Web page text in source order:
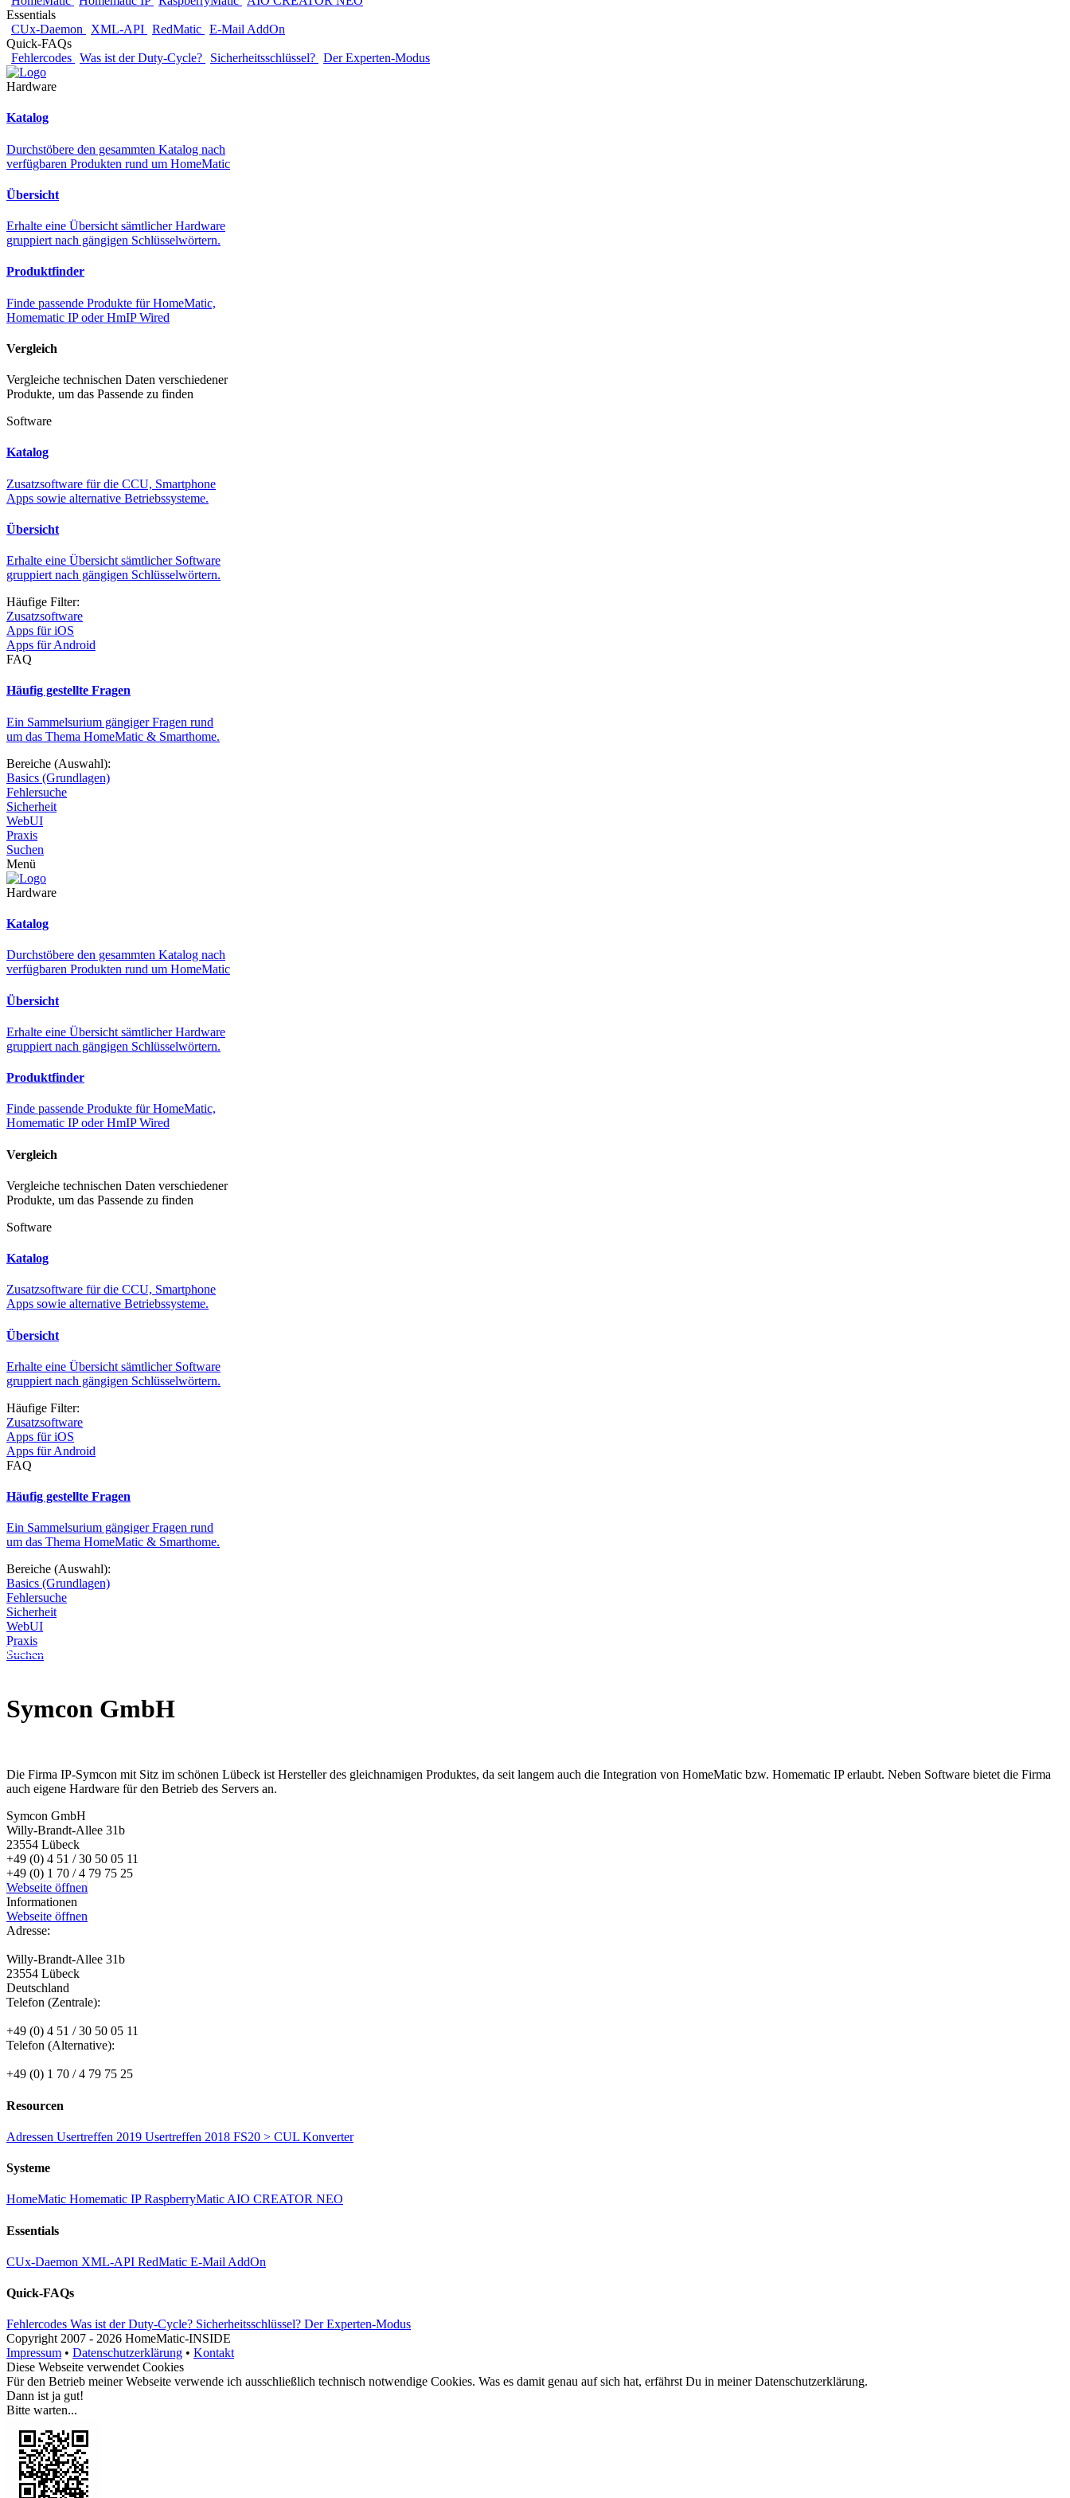
Essentials
CUx-Daemon
XML-API RedMatic E-Mail AddOn
Quick-FAQs
Fehlercodes Was ist der Duty-Cycle? Sicherheitsschlüssel? Der Experten-Modus
Hardware
Katalog
Durchstöbere den gesammten Katalog nach
verfügbaren Produkten rund um HomeMatic
Übersicht
Erhalte eine Übersicht sämtlicher Hardware
gruppiert nach gängigen Schlüsselwörtern.
Produktfinder
Finde passende Produkte für HomeMatic,
Homematic IP oder HmIP Wired
Vergleich
Vergleiche technischen Daten verschiedener
Produkte, um das Passende zu finden
Software
Katalog
Zusatzsoftware für die CCU, Smartphone
Apps sowie alternative Betriebssysteme.
Übersicht
Erhalte eine Übersicht sämtlicher Software
gruppiert nach gängigen Schlüsselwörtern.
Häufige Filter:
Zusatzsoftware
Apps für iOS
Apps für Android
FAQ
Häufig gestellte Fragen
Ein Sammelsurium gängiger Fragen rund
um das Thema HomeMatic & Smarthome.
Bereiche (Auswahl):
Basics (Grundlagen)
Fehlersuche
Sicherheit
WebUI
Praxis
Suchen
Menü
Hardware
Katalog
Durchstöbere den gesammten Katalog nach
verfügbaren Produkten rund um HomeMatic
Übersicht
Erhalte eine Übersicht sämtlicher Hardware
gruppiert nach gängigen Schlüsselwörtern.
Produktfinder
Finde passende Produkte für HomeMatic,
Homematic IP oder HmIP Wired
Vergleich
Vergleiche technischen Daten verschiedener
Produkte, um das Passende zu finden
Software
Katalog
Zusatzsoftware für die CCU, Smartphone
Apps sowie alternative Betriebssysteme.
Übersicht
Erhalte eine Übersicht sämtlicher Software
gruppiert nach gängigen Schlüsselwörtern.
Häufige Filter:
Zusatzsoftware
Apps für iOS
Apps für Android
FAQ
Häufig gestellte Fragen
Ein Sammelsurium gängiger Fragen rund
um das Thema HomeMatic & Smarthome.
Bereiche (Auswahl):
Basics (Grundlagen)
Fehlersuche
Sicherheit
WebUI
Praxis
Suchen
Diese Seite wird nicht weitergeführt, bleibt aber als digitales Archiv online. Vielen Dank für deinen Besuch!
Symcon GmbH
Die Firma IP-Symcon mit Sitz im schönen Lübeck ist Hersteller des gleichnamigen Produktes, da seit langem auch die Integration von HomeMatic bzw. Homematic IP erlaubt. Neben Software bietet die Firma
auch eigene Hardware für den Betrieb des Servers an.
Symcon GmbH
Willy-Brandt-Allee 31b
23554 Lübeck
+49 (0) 4 51 / 30 50 05 11
+49 (0) 1 70 / 4 79 75 25
Webseite öffnen
Informationen
Webseite öffnen
Adresse:
Willy-Brandt-Allee 31b
23554 Lübeck
Deutschland
Telefon (Zentrale):
+49 (0) 4 51 / 30 50 05 11
Telefon (Alternative):
+49 (0) 1 70 / 4 79 75 25
Resourcen
Adressen Usertreffen 2019 Usertreffen 2018 FS20 > CUL Konverter
Systeme
HomeMatic Homematic IPRaspberryMatic AIO CREATOR NEO
Essentials
CUx-Daemon XML-API RedMatic E-Mail AddOn
Quick-FAQs
Fehlercodes Was ist der Duty-Cycle? Sicherheitsschlüssel? Der Experten-Modus
Copyright2007 - 2026 HomeMatic-INSIDE
Impressum • Datenschutzerklärung • Kontakt
Diese Webseite verwendet Cookies
Für den Betrieb meiner Webseite verwende ich ausschließlich technisch notwendige Cookies. Was es damit genau auf sich hat, erfährst Du in meinerDatenschutzerklärung.
Dann ist ja gut!
Bitte warten...